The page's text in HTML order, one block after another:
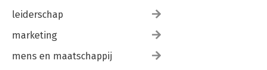
leiderschap
marketing
mens en maatschappij